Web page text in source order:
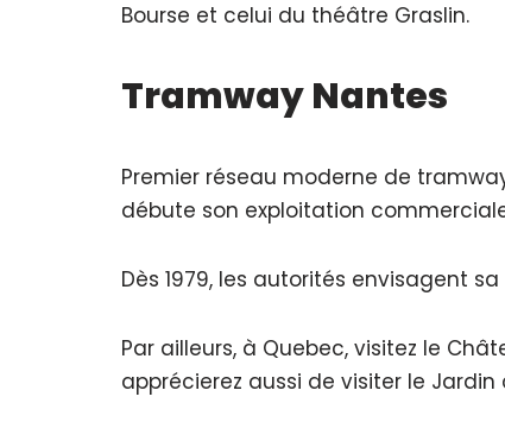
Bourse et celui du théâtre Graslin.
Tramway Nantes
Premier réseau moderne de
débute son exploitation
Dès 1979, les autorités envisagent
Par ailleurs, à Quebec, visitez le
apprécierez aussi de visiter le Jardin